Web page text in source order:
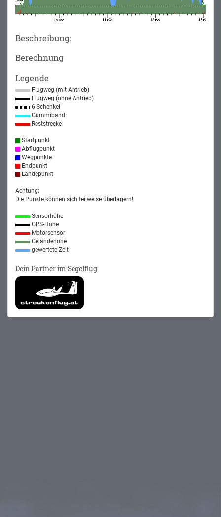
Beschreibung:
Berechnung
Legende
Flugweg (mit Antrieb)
Flugweg (ohne Antrieb)
6 Schenkel
Gummiband
Reststrecke
Startpunkt
Abflugpunkt
Wegpunkte
Endpunkt
Landepunkt
Achtung:
Die Punkte können sich teilweise überlagern!
Sensorhöhe
GPS-Höhe
Motorsensor
Geländehöhe
gewertete Zeit
Dein Partner im Segelflug